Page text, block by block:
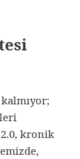
kronik